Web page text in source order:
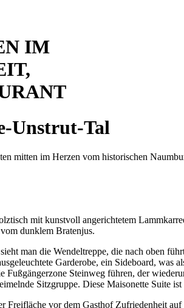
IM
Unstrut-Tal
mitten im Herzen vom historischen